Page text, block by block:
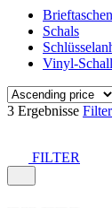
Schals
Vinyl-
3 Ergebnisse
FILTER